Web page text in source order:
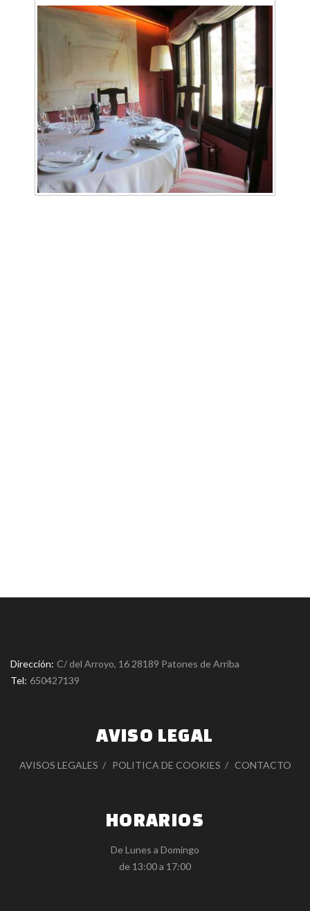
Dirección: C/ del Arroyo, 16 28189 Patones de Arriba
Tel: 650427139
AVISO LEGAL
AVISOS LEGALES POLITICA DE COOKIES CONTACTO
HORARIOS
De Lunes a Domingo
de 13:00 a 17:00